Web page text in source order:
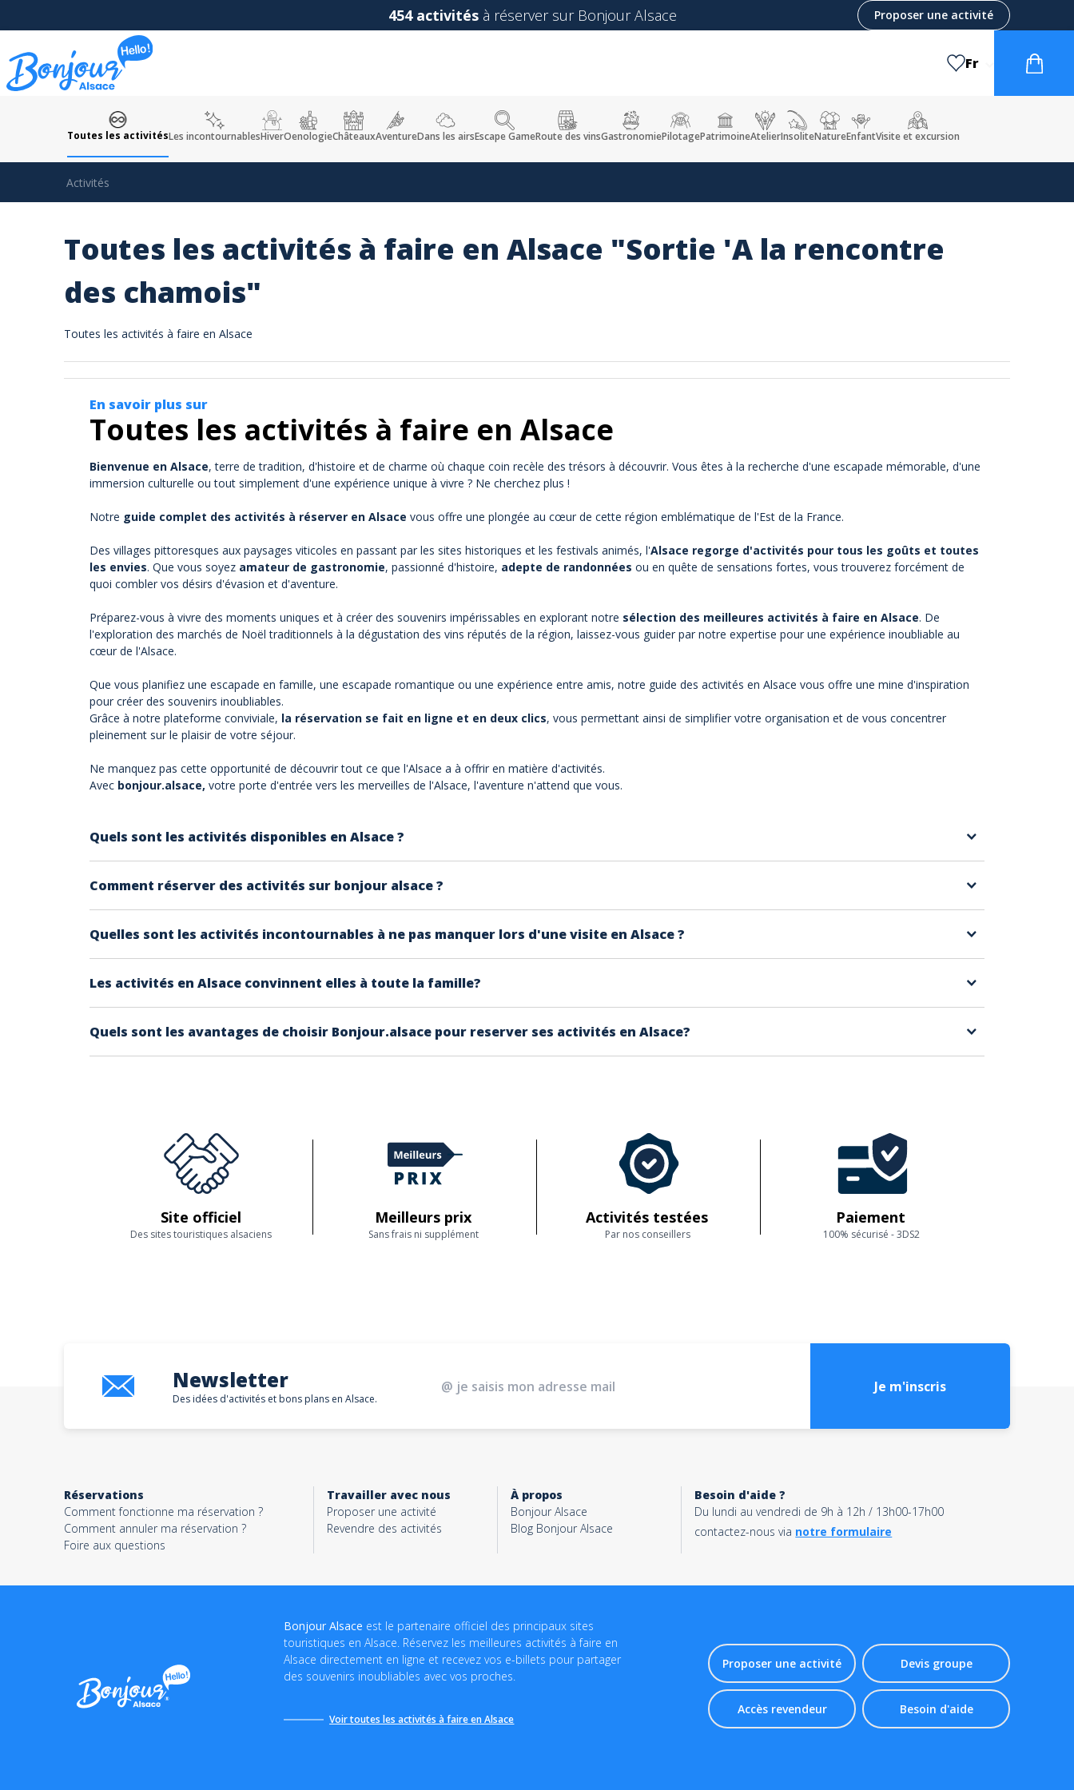
454 activités à réserver sur Bonjour Alsace Proposer une activité
Fr
Toutes les activitésLes incontournablesHiverOenologieChâteauxAventureDans les airsEscape GameRoute des vinsGastronomiePilotagePatrimoineAtelierInsoliteNatureEnfantVisite et excursion
Activités
Toutes les activités à faire en Alsace "Sortie 'A la rencontre
des chamois"
Toutes les activités à faire en Alsace
En savoir plus sur
Toutes les activités à faire en Alsace
Bienvenue en Alsace, terre de tradition, d'histoire et de charme où chaque coin recèle des trésors à découvrir. Vous êtes à la recherche d'une escapade mémorable, d'une
immersion culturelle ou tout simplement d'une expérience unique à vivre ? Ne cherchez plus !
Notre guide complet des activités à réserver en Alsace vous offre une plongée au cœur de cette région emblématique de l'Est de la France.
Des villages pittoresques aux paysages viticoles en passant par les sites historiques et les festivals animés, l'Alsace regorge d'activités pour tous les goûts et toutes
les envies. Que vous soyez amateur de gastronomie, passionné d'histoire, adepte de randonnées ou en quête de sensations fortes, vous trouverez forcément de
quoi combler vos désirs d'évasion et d'aventure.
Préparez-vous à vivre des moments uniques et à créer des souvenirs impérissables en explorant notre sélection des meilleures activités à faire en Alsace. De
l'exploration des marchés de Noël traditionnels à la dégustation des vins réputés de la région, laissez-vous guider par notre expertise pour une expérience inoubliable au
cœur de l'Alsace.
Que vous planifiez une escapade en famille, une escapade romantique ou une expérience entre amis, notre guide des activités en Alsace vous offre une mine d'inspiration
pour créer des souvenirs inoubliables.
Grâce à notre plateforme conviviale, la réservation se fait en ligne et en deux clics, vous permettant ainsi de simplifier votre organisation et de vous concentrer
pleinement sur le plaisir de votre séjour.
Ne manquez pas cette opportunité de découvrir tout ce que l'Alsace a à offrir en matière d'activités.
Avec bonjour.alsace, votre porte d'entrée vers les merveilles de l'Alsace, l'aventure n'attend que vous.
Quels sont les activités disponibles en Alsace ?
pittoresques, en passant par lesrandonnéesdans les magnifiques paysages naturels.
Comment réserver des activités sur bonjour alsace ?
intéresse, puis de suivre les étapes pour réserver en ligne endeux clics.
Quelles sont les activités incontournables à ne pas manquer lors d'une visite en Alsace ?
traditionnels, la visite de villages typiques comme Riquewihr et ladégustation de la délicieuse cuisine alsacienne
nombreux châteaux, dont le plus emblématique d'entre eux :Château du Haut Koenigsbourg.
Les activités en Alsace convinnent elles à toute la famille?
amis, vous trouverez des activités ludiques, éducatives et divertissantes pour tous les goûts.
Quels sont les avantages de choisir Bonjour.alsace pour reserver ses activités en Alsace?
Faites-nous confiance, nous sommes en permanence à l'écoute de nos partenaires et des visiteurs qui viennent dans notre belle région !
Site officiel
Des sites touristiques alsaciens
Meilleurs prix
Sans frais ni supplément
Activités testées
Par nos conseillers
Paiement
100% sécurisé - 3DS2
Newsletter
Des idées d'activités et bons plans en Alsace.
Je m'inscris
Réservations
Comment fonctionne ma réservation ?
Comment annuler ma réservation ?
Foire aux questions
Travailler avec nous
Proposer une activité
Revendre des activités
À propos
Bonjour Alsace
Blog Bonjour Alsace
Besoin d'aide ?
Du lundi au vendredi de 9h à 12h / 13h00-17h00
contactez-nous via notre formulaire
Bonjour Alsace est le partenaire officiel des principaux sites
touristiques en Alsace. Réservez les meilleures activités à faire en
Alsace directement en ligne et recevez vos e-billets pour partager
des souvenirs inoubliables avec vos proches.
Voir toutes les activités à faire en Alsace
Proposer une activité Devis groupe
Accès revendeur Besoin d'aide